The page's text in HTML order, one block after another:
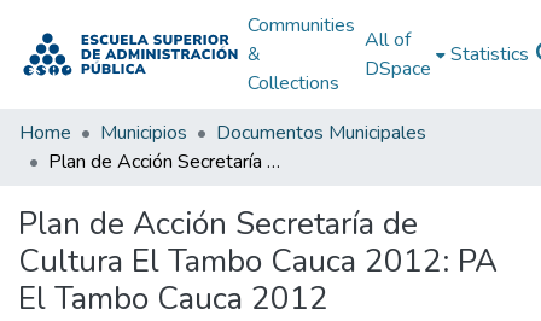
Communities
&
Collections
All of
DSpace
Statistics
Home Municipios
Documentos Municipales
Plan de Acción Secretaría de Cultura El Tambo Cauca 2012: PA El Tambo Cauca 2012
Plan de Acción Secretaría de
Cultura El Tambo Cauca 2012: PA
El Tambo Cauca 2012